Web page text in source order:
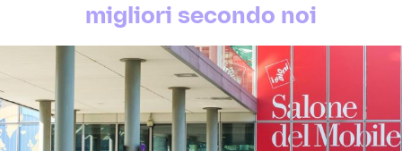
migliori secondo noi